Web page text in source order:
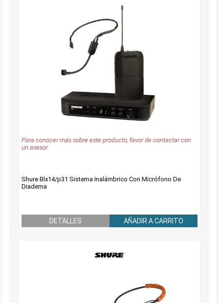
Para conocer más sobre este producto, favor de contactar con
un asesor.
Shure Blx14/p31 Sistema Inalámbrico Con Micrófono De
Diadema
DETALLES AÑADIR A CARRITO